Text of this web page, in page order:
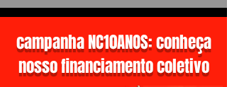
campanha NC10ANOS: conheça
nosso financiamento coletivo